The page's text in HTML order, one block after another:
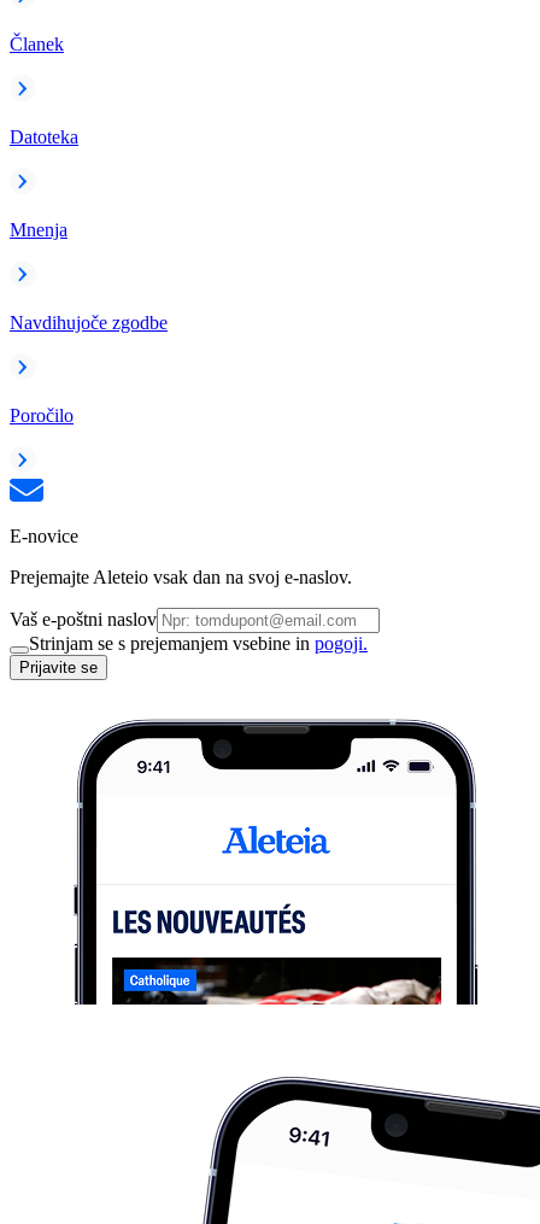
Članek
Datoteka
Mnenja
Navdihujoče zgodbe
Poročilo
E-novice
Prejemajte Aleteio vsak dan na svoj e-naslov.
Vaš e-poštni naslov
Strinjam se s prejemanjem vsebine in pogoji.
Prijavite se